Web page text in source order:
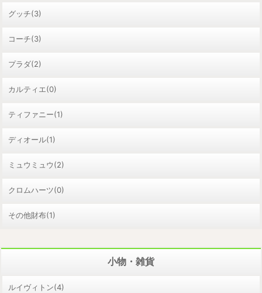
グッチ(3)
コーチ(3)
プラダ(2)
カルティエ(0)
ティファニー(1)
ディオール(1)
ミュウミュウ(2)
クロムハーツ(0)
その他財布(1)
小物・雑貨
ルイヴィトン(4)